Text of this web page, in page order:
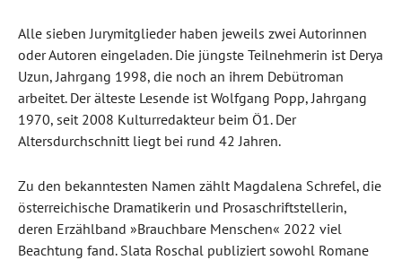
Alle sieben Jurymitglieder haben jeweils zwei Autorinnen
oder Autoren eingeladen. Die jüngste Teilnehmerin ist Derya
Uzun, Jahrgang 1998, die noch an ihrem Debütroman
arbeitet. Der älteste Lesende ist Wolfgang Popp, Jahrgang
1970, seit 2008 Kulturredakteur beim Ö1. Der
Altersdurchschnitt liegt bei rund 42 Jahren.
Zu den bekanntesten Namen zählt Magdalena Schrefel, die
österreichische Dramatikerin und Prosaschriftstellerin,
deren Erzählband »Brauchbare Menschen« 2022 viel
Beachtung fand. Slata Roschal publiziert sowohl Romane